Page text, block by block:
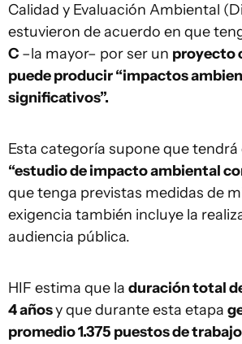
Calidad y Evaluación Ambiental
estuvieron de acuerdo en que
C –la mayor– por ser un proyecto
puede producir “impactos
significativos”.
Esta categoría supone que tendrá
“estudio de impacto ambiental
que tenga previstas medidas de
exigencia también incluye la
audiencia pública.
HIF estima que la duración total
4 añosy que durante esta etapa
promedio 1.375 puestos de trabajo